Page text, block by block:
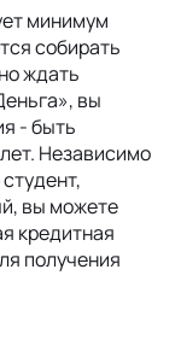
минимум
собирать
ждать
вы
- быть
Независимо
вы можете
кредитная
получения